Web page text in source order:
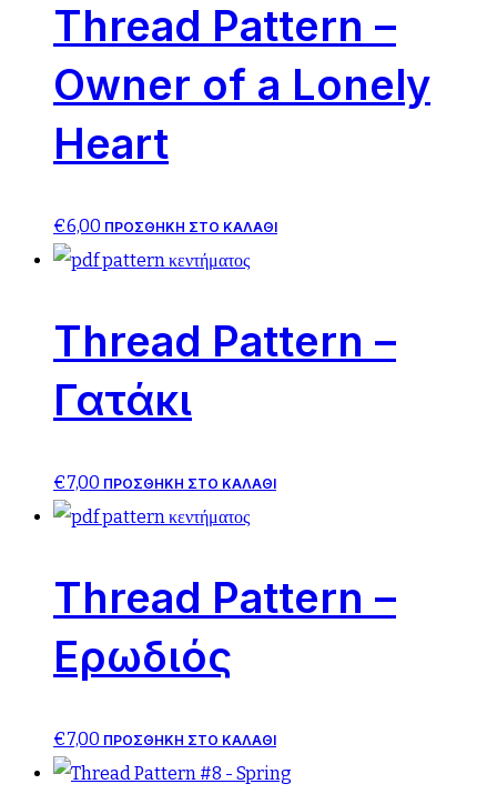
Thread Pattern –
Owner of a Lonely
Heart
€6,00 ΠΡΟΣΘΉΚΗ ΣΤΟ ΚΑΛΆΘΙ
Thread Pattern –
Γατάκι
€7,00 ΠΡΟΣΘΉΚΗ ΣΤΟ ΚΑΛΆΘΙ
Thread Pattern –
Ερωδιός
€7,00 ΠΡΟΣΘΉΚΗ ΣΤΟ ΚΑΛΆΘΙ